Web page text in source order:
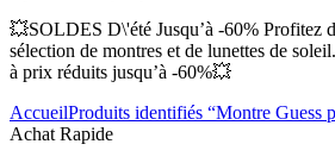
💥SOLDES D\'été Jusqu’à -60% Profitez
sélection de montres et de lunettes de
à prix réduits jusqu’à -60%💥
AccueilProduits identifiés “Montre Guess
Achat Rapide